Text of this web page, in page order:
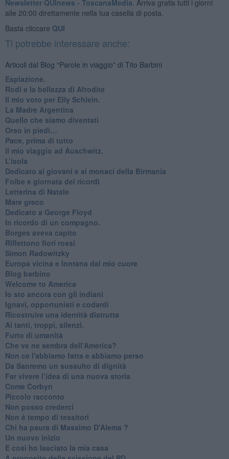
Newsletter QUInews - ToscanaMedia. Arriva gratis tutti i giorni
alle 20:00 direttamente nella tua casella di posta.
Basta cliccare QUI
Ti potrebbe interessare anche:
Articoli dal Blog “Parole in viaggio” di Tito Barbini
Espiazione.
Rodi e la bellezza di Afrodite
​Il mio voto per Elly Schlein.
​La Madre Argentina
Quello che siamo diventati
Orso in piedi…
​Pace, prima di tutto
​il mio viaggio ad Auschwitz.
​L’isola
Dedicato ai giovani e ai monaci della Birmania
​Foibe e giornata dei ricordi
Letterina di Natale
Mare greco
​Dedicato a George Floyd
​In ricordo di un compagno.
Borges aveva capito
Riflettono fiori rossi
Simon Radowitzky
Europa vicina e lontana dal mio cuore
Blog barbino
Welcome to America
​Io sto ancora con gli indiani
​Ignavi, opportunisti e codardi
Ricostruire una identità distrutta
Ai tanti, troppi, silenzi.
​Furto di umanità
​Che ve ne sembra dell’America?
Non ce l'abbiamo fatta e abbiamo perso
​Da Sanremo un sussulto di dignità
Far vivere l’idea di una nuova storia
Come Corbyn
Piccolo racconto
Non posso crederci
Non è tempo di tessitori
Chi ha paura di Massimo D'Alema ?
Un nuovo inizio
​E cosi ho lasciato la mia casa